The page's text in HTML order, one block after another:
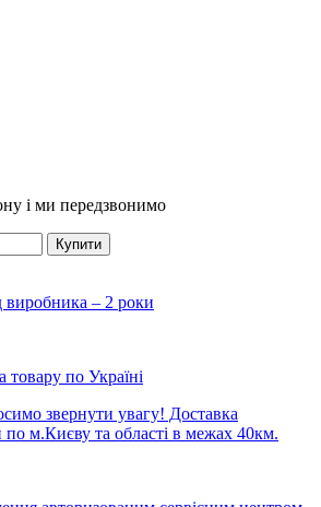
і ми передзвонимо
Купити
виробника – 2 роки
товару по Україні
звернути увагу! Доставка
по м.Києву та області в межах 40км.